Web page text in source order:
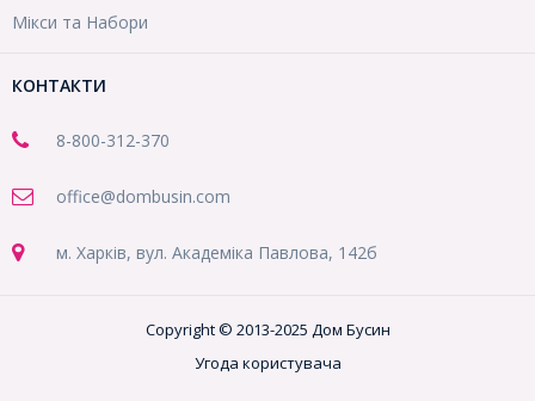
Мікси та Набори
КОНТАКТИ
8-800-312-370
office@dombusin.com
м. Харків, вул. Академіка Павлова, 142б
Copyright © 2013-2025 Дом Бусин
Угода користувача